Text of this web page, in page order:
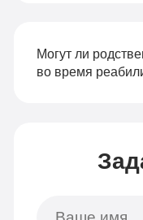
Могут ли
во время